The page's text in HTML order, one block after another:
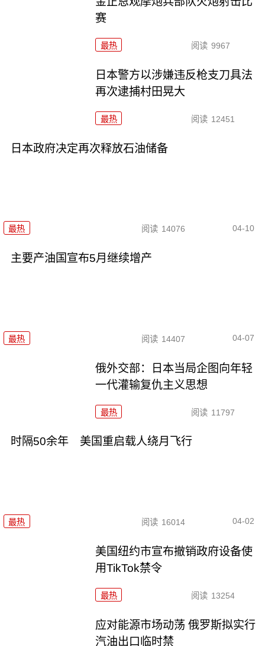
赛
最热 阅读 9967
日本警方以涉嫌违反枪支刀具法
再次逮捕村田晃大
最热 阅读 12451
日本政府决定再次释放石油储备
最热 阅读 14076 04-10
主要产油国宣布5月继续增产
最热 阅读 14407 04-07
俄外交部：日本当局企图向年轻
一代灌输复仇主义思想
最热 阅读 11797
时隔50余年 美国重启载人绕月飞行
最热 阅读 16014 04-02
美国纽约市宣布撤销政府设备使
用TikTok禁令
最热 阅读 13254
应对能源市场动荡 俄罗斯拟实行
汽油出口临时禁